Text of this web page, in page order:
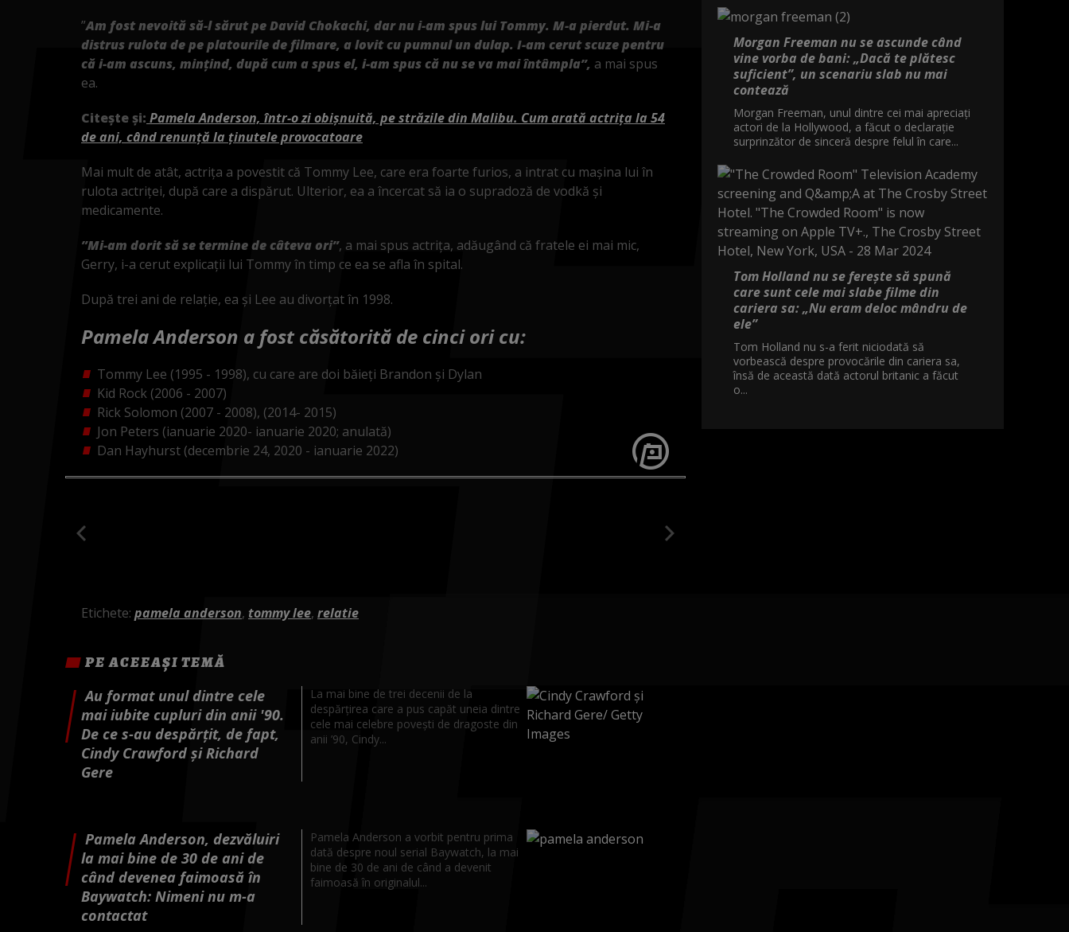
”Am fost nevoită să-l sărut pe David Chokachi, dar nu i-am spus lui Tommy. M-a pierdut. Mi-a
distrus rulota de pe platourile de filmare, a lovit cu pumnul un dulap. I-am cerut scuze pentru
că i-am ascuns, mințind, după cum a spus el, i-am spus că nu se va mai întâmpla”, a mai spus
ea.
Citește și: Pamela Anderson, într-o zi obișnuită, pe străzile din Malibu. Cum arată actrița la 54
de ani, când renunță la ținutele provocatoare
Mai mult de atât, actrița a povestit că Tommy Lee, care era foarte furios, a intrat cu mașina lui în
rulota actriței, după care a dispărut. Ulterior, ea a încercat să ia o supradoză de vodkă și
medicamente.
”Mi-am dorit să se termine de câteva ori”, a mai spus actrița, adăugând că fratele ei mai mic,
Gerry, i-a cerut explicații lui Tommy în timp ce ea se afla în spital.
După trei ani de relație, ea și Lee au divorțat în 1998.
Pamela Anderson a fost căsătorită de cinci ori cu:
Tommy Lee (1995 - 1998), cu care are doi băieți Brandon și Dylan
Kid Rock (2006 - 2007)
Rick Solomon (2007 - 2008), (2014- 2015)
Jon Peters (ianuarie 2020- ianuarie 2020; anulată)
Dan Hayhurst (decembrie 24, 2020 - ianuarie 2022)
Etichete: pamela anderson, tommy lee, relatie
Morgan Freeman nu se ascunde când
vine vorba de bani: „Dacă te plătesc
suficient”, un scenariu slab nu mai
contează
Morgan Freeman, unul dintre cei mai apreciați
actori de la Hollywood, a făcut o declarație
surprinzător de sinceră despre felul în care...
Tom Holland nu se ferește să spună
care sunt cele mai slabe filme din
cariera sa: „Nu eram deloc mândru de
ele”
Tom Holland nu s-a ferit niciodată să
vorbească despre provocările din cariera sa,
însă de această dată actorul britanic a făcut
o...
PE ACEEAȘI TEMĂ
Au format unul dintre cele
mai iubite cupluri din anii '90.
De ce s-au despărțit, de fapt,
Cindy Crawford și Richard
Gere
La mai bine de trei decenii de la
despărțirea care a pus capăt uneia dintre
cele mai celebre povești de dragoste din
anii ’90, Cindy...
Pamela Anderson, dezvăluiri
la mai bine de 30 de ani de
când devenea faimoasă în
Baywatch: Nimeni nu m-a
contactat
Pamela Anderson a vorbit pentru prima
dată despre noul serial Baywatch, la mai
bine de 30 de ani de când a devenit
faimoasă în originalul...